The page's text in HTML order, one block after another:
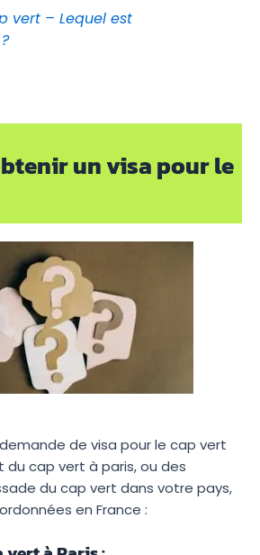
vert – Lequel est
un visa pour le
de visa pour le cap vert
du cap vert à paris, ou des
du cap vert dans votre pays,
en France :